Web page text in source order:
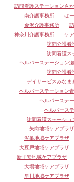
訪問看護ステーションさか
南介護事務所
は
金沢介護事務所
神奈川介護事務所
ケ
訪問介護看
訪問看護ス
ヘルパーステーション
訪問介護看
デイサービスみなま
ヘルパーステーション
ヘルパーステ
ヘルパース
訪問看護ステーショ
矢向地域ケアプラザ
泥亀地域ケアプラザ
大豆戸地域ケアプラザ
新子安地域ケアプラザ
大場地域ケアプラザ
星川地域ケアプラザ